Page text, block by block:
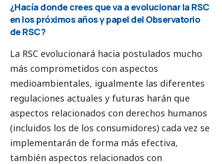
¿Hacía donde crees que va a evolucionar la RSC
en los próximos años y papel del Observatorio
de RSC?
La RSC evolucionará hacia postulados mucho
más comprometidos con aspectos
medioambientales, igualmente las diferentes
regulaciones actuales y futuras harán que
aspectos relacionados con derechos humanos
(incluidos los de los consumidores) cada vez se
implementarán de forma más efectiva,
también aspectos relacionados con